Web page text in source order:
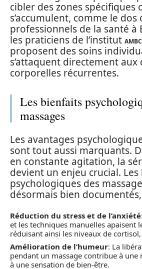
cibler des zones spécifiques
s’accumulent, comme le dos
professionnels de la santé à
les praticiens de l’institut
proposent des soins
s’attaquent directement aux
corporelles récurrentes.
Les bienfaits
massages
Les avantages
sont tout aussi marquants.
en constante agitation, la
devient un enjeu crucial. Les
psychologiques des
désormais bien
Réduction du stress et de l’anxiété
et les techniques manuelles apaisent
réduisant ainsi les niveaux de
Amélioration de l’humeur: La
pendant un massage contribue à
à une sensation de bien-être.